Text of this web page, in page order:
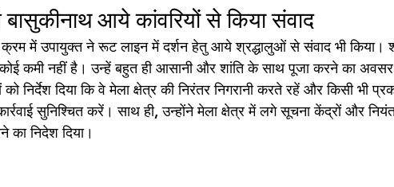
बासुकीनाथ आये कांवरियों से किया संवाद
क्रम में उपायुक्त ने रूट लाइन में दर्शन हेतु आये श्रद्धालुओं से संवाद भी किया।
कमी नहीं है। उन्हें बहुत ही आसानी और शांति के साथ पूजा करने का
को निर्देश दिया कि वे मेला क्षेत्र की निरंतर निगरानी करते रहें और किसी भी
सुनिश्चित करें। साथ ही, उन्होंने मेला क्षेत्र में लगे सूचना केंद्रों और
का निदेश दिया।